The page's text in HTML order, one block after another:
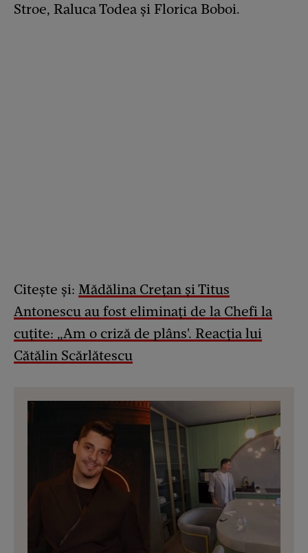
Stroe, Raluca Todea și Florica Boboi.
Citește și: Mădălina Crețan și Titus
Antonescu au fost eliminați de la Chefi la
cuțite: „Am o criză de plâns'. Reacția lui
Cătălin Scărlătescu